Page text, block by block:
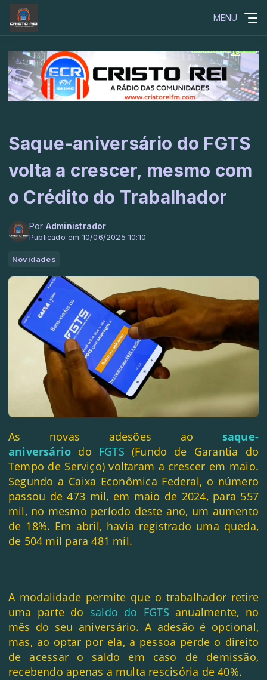
MENU
Saque-aniversário do FGTS
volta a crescer, mesmo com
o Crédito do Trabalhador
Por Administrador
Publicado em 10/06/2025 10:10
Novidades
As novas adesões ao
saque-
aniversário do FGTS (Fundo de Garantia do
Tempo de Serviço) voltaram a crescer em maio.
Segundo a Caixa Econômica Federal, o número
passou de 473 mil, em maio de 2024, para 557
mil, no mesmo período deste ano, um aumento
de 18%. Em abril, havia registrado uma queda,
de 504 mil para 481 mil.
A modalidade permite que o trabalhador retire
uma parte do saldo do FGTS anualmente, no
mês do seu aniversário. A adesão é opcional,
mas, ao optar por ela, a pessoa perde o direito
de acessar o saldo em caso de demissão,
recebendo apenas a multa rescisória de 40%.